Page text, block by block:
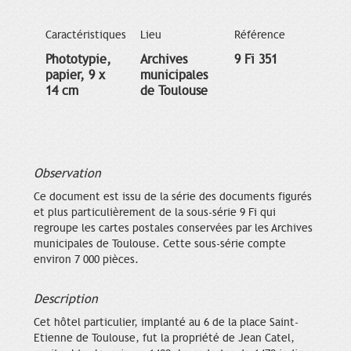
Caractéristiques
Phototypie,
papier, 9 x
14 cm
Lieu
Archives
municipales
de Toulouse
Référence
9 Fi 351
Observation
Ce document est issu de la série des documents figurés
et plus particulièrement de la sous-série 9 Fi qui
regroupe les cartes postales conservées par les Archives
municipales de Toulouse. Cette sous-série compte
environ 7 000 pièces.
Description
Cet hôtel particulier, implanté au 6 de la place Saint-
Etienne de Toulouse, fut la propriété de Jean Catel,